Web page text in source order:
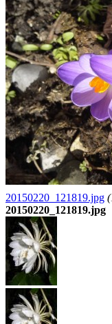
20150220_121819.jpg
20150220_121819.jpg